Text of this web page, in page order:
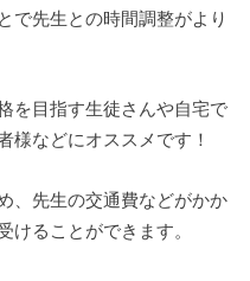
で先生との時間調整がより
を目指す生徒さんや自宅で
様などにオススメです！
、先生の交通費などがかか
けることができます。